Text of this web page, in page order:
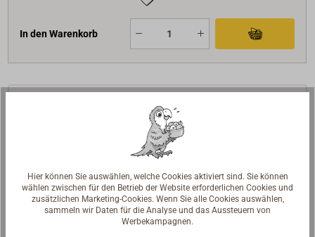
In den Warenkorb
ME SENSE Sensoren
System nach den persönlichen Bedürfnissen
individuell zusammenstellen.
Hier können Sie auswählen, welche Cookies aktiviert sind. Sie können
wählen zwischen für den Betrieb der Website erforderlichen Cookies und
zusätzlichen Marketing-Cookies. Wenn Sie alle Cookies auswählen,
sammeln wir Daten für die Analyse und das Aussteuern von
Werbekampagnen.